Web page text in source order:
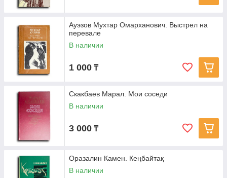
Ауэзов Мухтар Омарханович. Выстрел на
перевале
В наличии
1 000 ₸
Скакбаев Марал. Мои соседи
В наличии
3 000 ₸
Оразалин Камен. Кеңбайтақ
В наличии